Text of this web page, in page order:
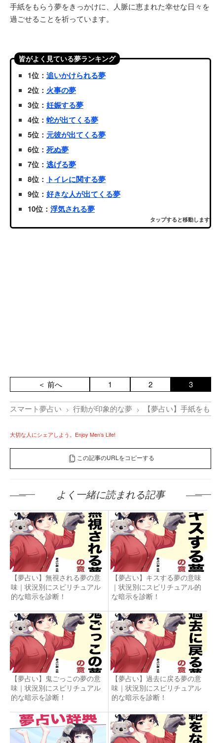
手紙をもらう夢をきっかけに、人脈に恵まれた幸せな日々を
過ごせることを祈っています。
皆がよく見ている夢ランキング
1位： 追いかけられる夢
2位： 火事の夢
3位： 妊娠する夢
4位： 蛇が出てくる夢
5位： 元彼が出てくる夢
6位： 死ぬ夢
7位： 逃げる夢
8位： トイレに関する夢
9位： 好きな人が出てくる夢
10位： 浮気される夢
タップすると移動します
＜ 前へ 1 2 3
スマート夢占い 行動が印象的な夢 【夢占い】手紙をも
大切な人にシェアしよう。Enjoy Men’s Life!
この記事のURLをコピーする
よく一緒に読まれる記事
【夢占い】無視される夢の意
味｜状況別にスピリチュアル
的な暗示を診断！
【夢占い】キスする夢の意味
｜状況別にスピリチュアル的
な暗示を診断！
【夢占い】鬼ごっこの夢の意
味｜状況別にスピリチュアル
的な暗示を診断！
【夢占い】過去に戻る夢の意
味｜状況別にスピリチュアル
的な暗示を診断！